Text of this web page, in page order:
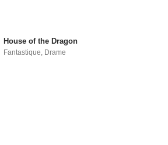
House of the Dragon
Fantastique Drame